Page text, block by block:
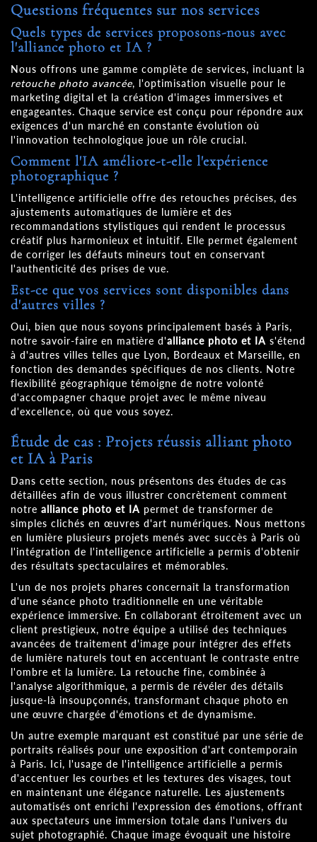
Questions fréquentes sur nos services
Quels types de services proposons-nous avec
l'alliance photo et IA ?
Nous offrons une gamme complète de services, incluant la
retouche photo avancée, l'optimisation visuelle pour le
marketing digital et la création d'images immersives et
engageantes. Chaque service est conçu pour répondre aux
exigences d'un marché en constante évolution où
l'innovation technologique joue un rôle crucial.
Comment l'IA améliore-t-elle l'expérience
photographique ?
L'intelligence artificielle offre des retouches précises, des
ajustements automatiques de lumière et des
recommandations stylistiques qui rendent le processus
créatif plus harmonieux et intuitif. Elle permet également
de corriger les défauts mineurs tout en conservant
l'authenticité des prises de vue.
Est-ce que vos services sont disponibles dans
d'autres villes ?
Oui, bien que nous soyons principalement basés à Paris,
notre savoir-faire en matière d'alliance photo et IA s'étend
à d'autres villes telles que Lyon, Bordeaux et Marseille, en
fonction des demandes spécifiques de nos clients. Notre
flexibilité géographique témoigne de notre volonté
d'accompagner chaque projet avec le même niveau
d'excellence, où que vous soyez.
Étude de cas : Projets réussis alliant photo
et IA à Paris
Dans cette section, nous présentons des études de cas
détaillées afin de vous illustrer concrètement comment
notre alliance photo et IA permet de transformer de
simples clichés en œuvres d'art numériques. Nous mettons
en lumière plusieurs projets menés avec succès à Paris où
l'intégration de l'intelligence artificielle a permis d'obtenir
des résultats spectaculaires et mémorables.
L'un de nos projets phares concernait la transformation
d'une séance photo traditionnelle en une véritable
expérience immersive. En collaborant étroitement avec un
client prestigieux, notre équipe a utilisé des techniques
avancées de traitement d'image pour intégrer des effets
de lumière naturels tout en accentuant le contraste entre
l'ombre et la lumière. La retouche fine, combinée à
l'analyse algorithmique, a permis de révéler des détails
jusque-là insoupçonnés, transformant chaque photo en
une œuvre chargée d'émotions et de dynamisme.
Un autre exemple marquant est constitué par une série de
portraits réalisés pour une exposition d'art contemporain
à Paris. Ici, l'usage de l'intelligence artificielle a permis
d'accentuer les courbes et les textures des visages, tout
en maintenant une élégance naturelle. Les ajustements
automatisés ont enrichi l'expression des émotions, offrant
aux spectateurs une immersion totale dans l'univers du
sujet photographié. Chaque image évoquait une histoire